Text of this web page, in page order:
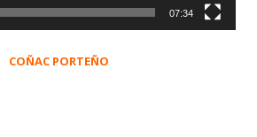
07:34
COÑAC PORTEÑO